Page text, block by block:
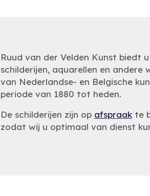
Ruud van der Velden Kunst biedt
schilderijen, aquarellen en andere
van Nederlandse- en Belgische
periode van 1880 tot heden.
De schilderijen zijn op afspraakte
zodat wij u optimaal van dienst